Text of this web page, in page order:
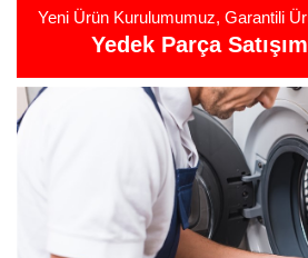
Yeni Ürün Kurulumumuz, Garantili
Yedek Parça